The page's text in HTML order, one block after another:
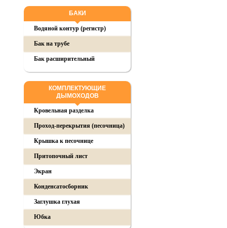
БАКИ
Водяной контур (регистр)
Бак на трубе
Бак расширительный
КОМПЛЕКТУЮЩИЕ
ДЫМОХОДОВ
Кровельная разделка
Проход-перекрытия (песочница)
Крышка к песочнице
Притопочный лист
Экран
Конденсатосборник
Заглушка глухая
Юбка